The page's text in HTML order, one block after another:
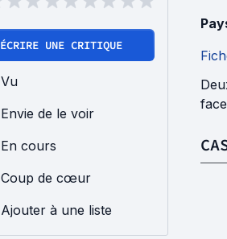
ÉCRIRE UNE CRITIQUE
Vu
Envie de le voir
En cours
Coup de cœur
Ajouter à une liste